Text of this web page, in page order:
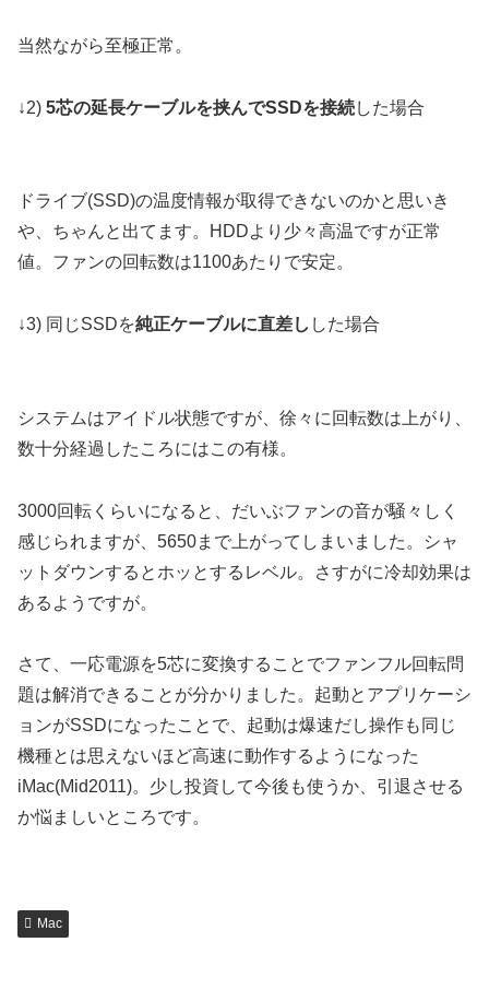
当然ながら至極正常。
↓2) 5芯の延長ケーブルを挟んでSSDを接続した場合
ドライブ(SSD)の温度情報が取得できないのかと思いき
や、ちゃんと出てます。HDDより少々高温ですが正常
値。ファンの回転数は1100あたりで安定。
↓3) 同じSSDを純正ケーブルに直差し した場合
システムはアイドル状態ですが、徐々に回転数は上がり、
数十分経過したころにはこの有様。
3000回転くらいになると、だいぶファンの音が騒々しく
感じられますが、5650まで上がってしまいました。シャ
ットダウンするとホッとするレベル。さすがに冷却効果は
あるようですが。
さて、一応電源を5芯に変換することでファンフル回転問
題は解消できることが分かりました。起動とアプリケーシ
ョンがSSDになったことで、起動は爆速だし操作も同じ
機種とは思えないほど高速に動作するようになった
iMac(Mid2011)。少し投資して今後も使うか、引退させる
か悩ましいところです。
Mac